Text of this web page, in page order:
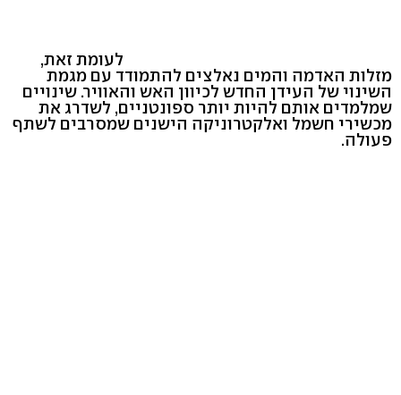
לעומת זאת,
מזלות האדמה והמים נאלצים להתמודד עם מגמת
השינוי של העידן החדש לכיוון האש והאוויר. שינויים
שמלמדים אותם להיות יותר ספונטניים, לשדרג את
מכשירי חשמל ואלקטרוניקה הישנים שמסרבים לשתף
פעולה.